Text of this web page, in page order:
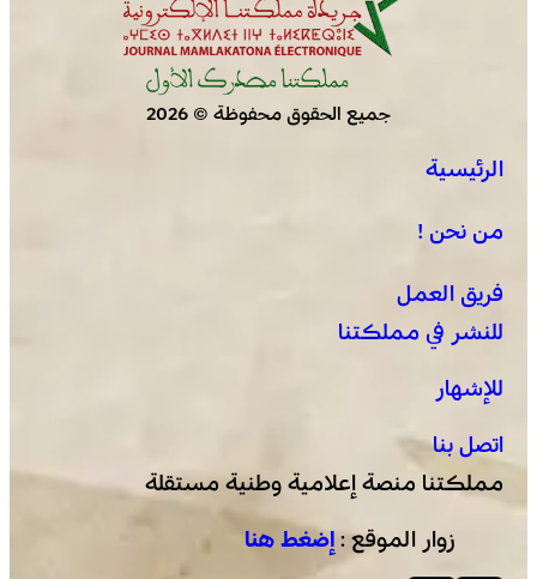
العرائش .. فتح بحث قضائي إثر تصريحات واتهامات زائفة
جميع الحقوق محفوظة © 2026
الرئيسية
من نحن !
فريق العمل
للنشر في مملكتنا
للإشهار
اتصل بنا
مملكتنا منصة إعلامية وطنية مستقلة
زوار الموقع : إضغط هنا